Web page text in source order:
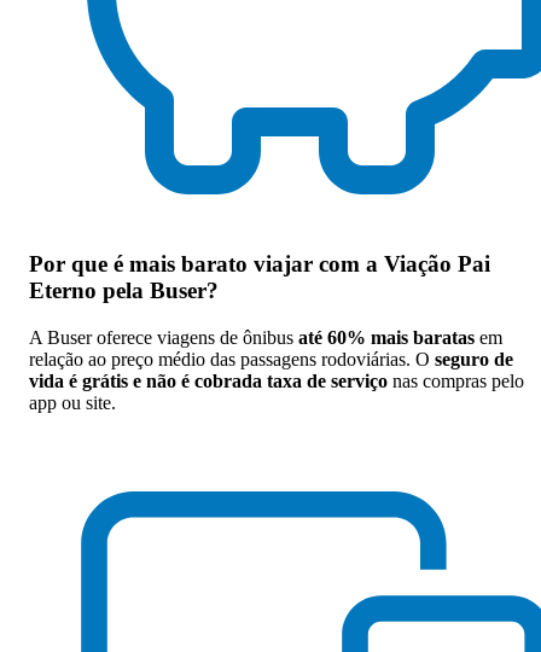
Por que é mais barato viajar com a Viação Pai
Eterno pela Buser?
A Buser oferece viagens de ônibus até 60% mais baratas em
relação ao preço médio das passagens rodoviárias. O seguro de
vida é grátis e não é cobrada taxa de serviço nas compras pelo
app ou site.